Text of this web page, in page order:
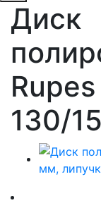
Диск
130/